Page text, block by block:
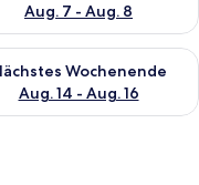
Aug. 7 - Aug. 8
Wochenende, Aug. 7
Wochenende
Aug. 14 - Aug. 16
die Verfügbarkeit